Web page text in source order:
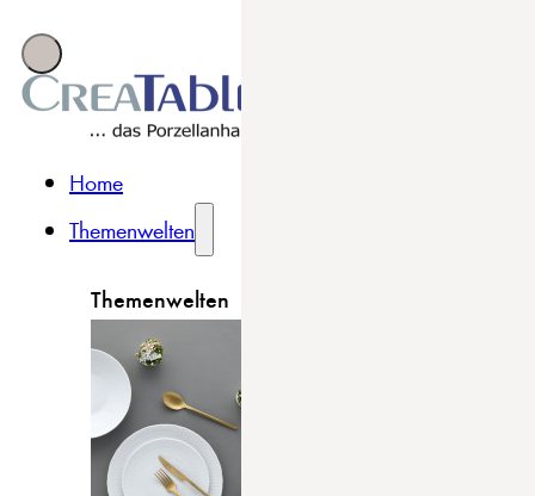
Home
Themenwelten
Themenwelten